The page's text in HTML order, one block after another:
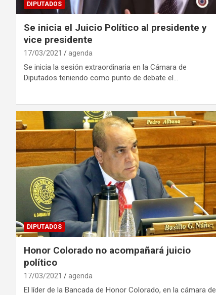
DIPUTADOS
Se inicia el Juicio Político al presidente y
vice presidente
17/03/2021 agenda
Se inicia la sesión extraordinaria en la Cámara de
Diputados teniendo como punto de debate el…
DIPUTADOS
Honor Colorado no acompañará juicio
político
17/03/2021 agenda
El líder de la Bancada de Honor Colorado, en la cámara de